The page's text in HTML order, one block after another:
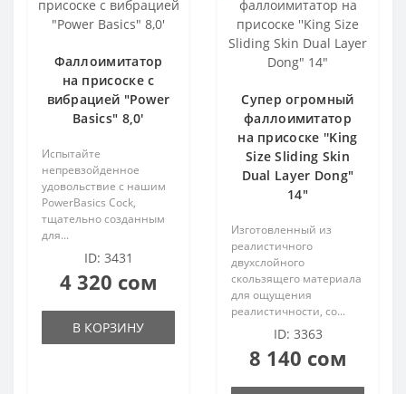
груди
груди
Фаллоимитатор
на присоске с
вибрацией "Power
Basics" 8,0'
Испытайте
непревзойденное
удовольствие с нашим
PowerBasics Cock,
тщательно созданным
для...
ID: 3431
4 320 сом
В КОРЗИНУ
Супер огромный
фаллоимитатор
на присоске ''King
Size Sliding Skin
Dual Layer Dong"
14"
Изготовленный из
реалистичного
двухслойного
скользящего материала
для ощущения
реалистичности, со...
ID: 3363
8 140 сом